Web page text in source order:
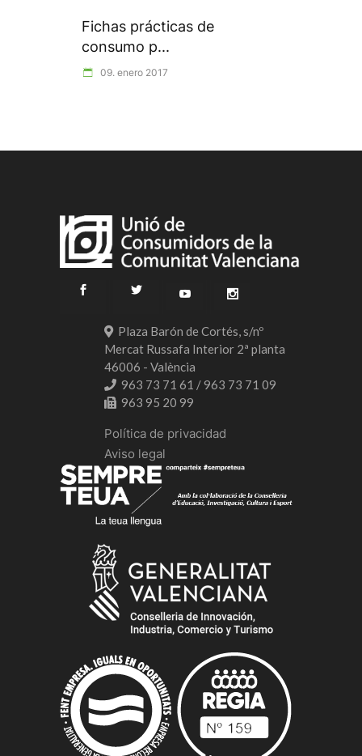
Fichas prácticas de
consumo p...
09. enero 2017
Plaza Barón de Cortés, s/nº
Mercat Russafa Interior 2ª planta
46006 - València
963 73 71 61 / 963 73 71 09
963 95 20 99
Política de privacidad
Aviso legal